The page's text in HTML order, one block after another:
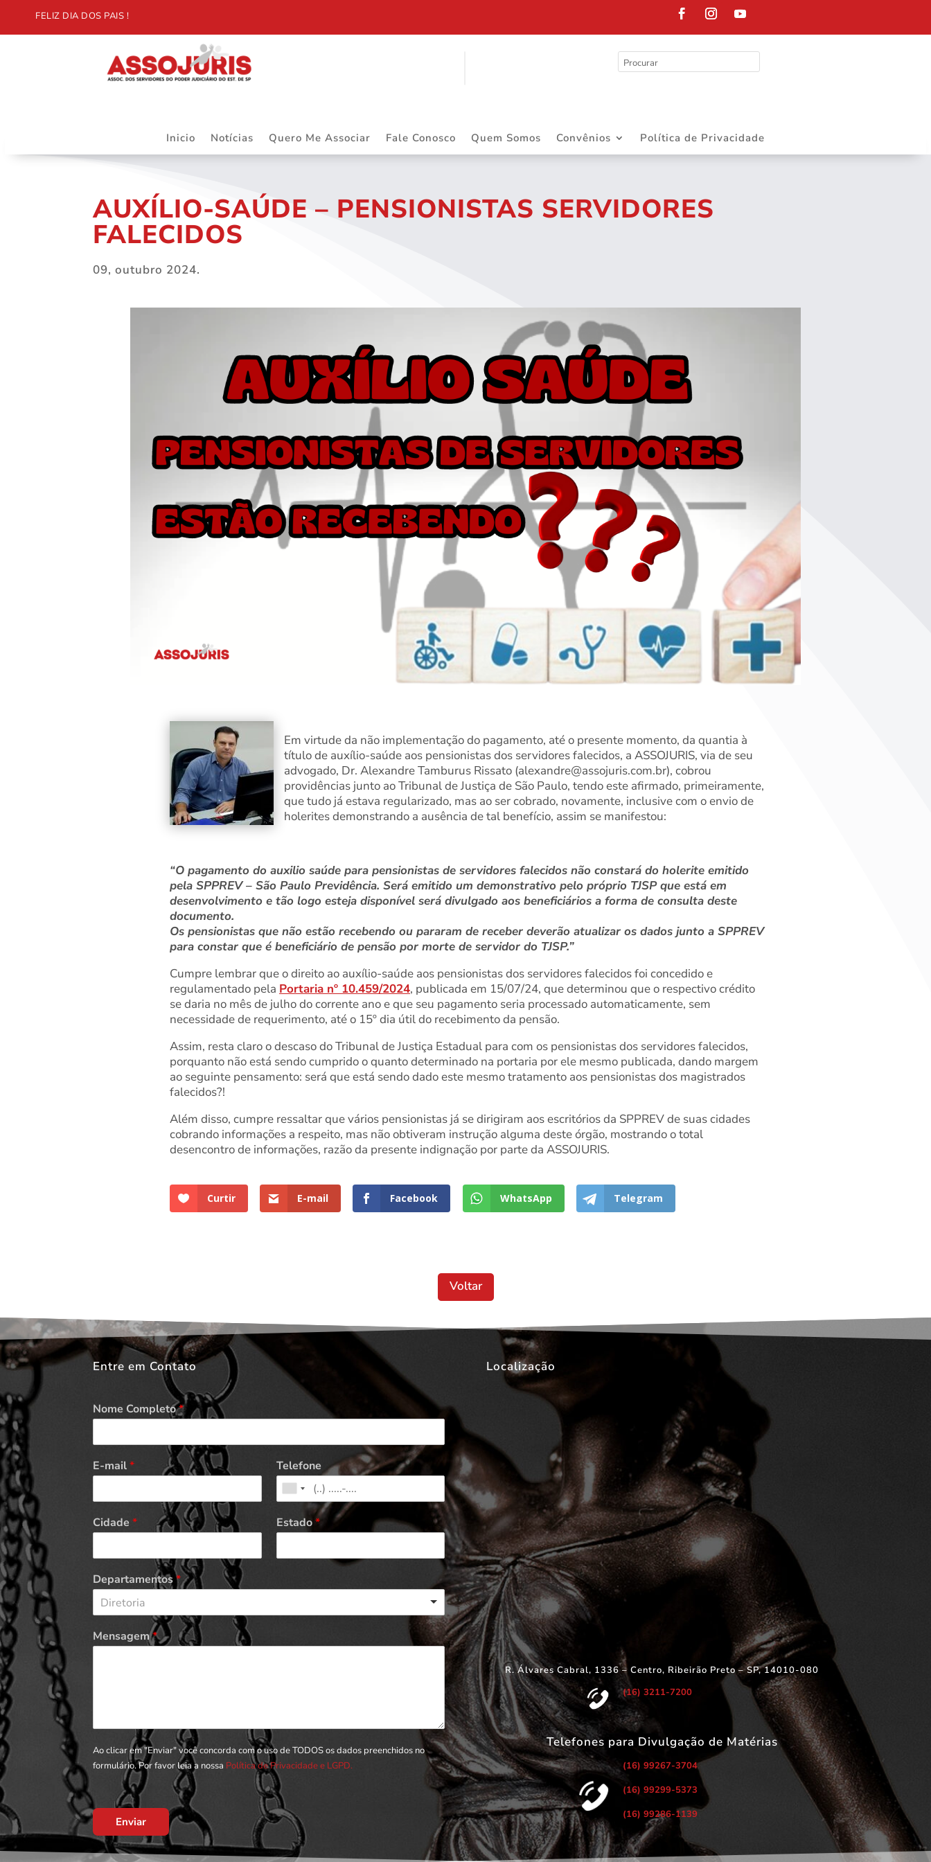
FELIZ DIA DOS PAIS !
Inicio Notícias Quero Me Associar Fale Conosco Quem Somos Convênios Política de Privacidade
AUXÍLIO-SAÚDE – PENSIONISTAS SERVIDORES
FALECIDOS
09, outubro 2024.
Em virtude da não implementação do pagamento, até o presente momento, da quantia à
título de auxílio-saúde aos pensionistas dos servidores falecidos, a ASSOJURIS, via de seu
advogado, Dr. Alexandre Tamburus Rissato (alexandre@assojuris.com.br), cobrou
providências junto ao Tribunal de Justiça de São Paulo, tendo este afirmado, primeiramente,
que tudo já estava regularizado, mas ao ser cobrado, novamente, inclusive com o envio de
holerites demonstrando a ausência de tal benefício, assim se manifestou:
“O pagamento do auxilio saúde para pensionistas de servidores falecidos não constará do holerite emitido
pela SPPREV – São Paulo Previdência. Será emitido um demonstrativo pelo próprio TJSP que está em
desenvolvimento e tão logo esteja disponível será divulgado aos beneficiários a forma de consulta deste
documento.
Os pensionistas que não estão recebendo ou pararam de receber deverão atualizar os dados junto a SPPREV
para constar que é beneficiário de pensão por morte de servidor do TJSP.”
Cumpre lembrar que o direito ao auxílio-saúde aos pensionistas dos servidores falecidos foi concedido e
regulamentado pela Portaria nº 10.459/2024, publicada em 15/07/24, que determinou que o respectivo crédito
se daria no mês de julho do corrente ano e que seu pagamento seria processado automaticamente, sem
necessidade de requerimento, até o 15º dia útil do recebimento da pensão.
Assim, resta claro o descaso do Tribunal de Justiça Estadual para com os pensionistas dos servidores falecidos,
porquanto não está sendo cumprido o quanto determinado na portaria por ele mesmo publicada, dando margem
ao seguinte pensamento: será que está sendo dado este mesmo tratamento aos pensionistas dos magistrados
falecidos?!
Além disso, cumpre ressaltar que vários pensionistas já se dirigiram aos escritórios da SPPREV de suas cidades
cobrando informações a respeito, mas não obtiveram instrução alguma deste órgão, mostrando o total
desencontro de informações, razão da presente indignação por parte da ASSOJURIS.
Curtir E-mail Facebook WhatsApp Telegram
Voltar
Entre em Contato
Nome Completo*
E-mail* Telefone
Cidade* Estado*
Departamentos*
Diretoria
Mensagem*
Ao clicar em "Enviar" você concorda com o uso de TODOS os dados preenchidos no
formulário. Por favor leia a nossa Política de Privacidade e LGPD.
Enviar
Localização
R. Álvares Cabral, 1336 – Centro, Ribeirão Preto – SP, 14010-080
(16) 3211-7200
Telefones para Divulgação de Matérias
(16) 99267-3704
(16) 99299-5373
(16) 99286-1139